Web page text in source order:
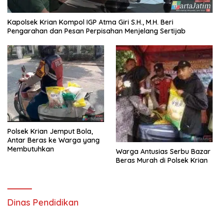
Kapolsek Krian Kompol IGP Atma Giri S.H., M.H. Beri
Pengarahan dan Pesan Perpisahan Menjelang Sertijab
Polsek Krian Jemput Bola,
Antar Beras ke Warga yang
Membutuhkan
Warga Antusias Serbu Bazar
Beras Murah di Polsek Krian
Dinas Pendidikan